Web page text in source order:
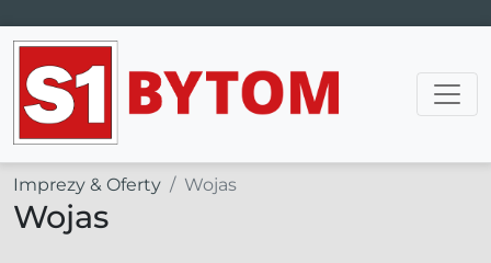
Main Navigation
Imprezy & Oferty Wojas
Wojas